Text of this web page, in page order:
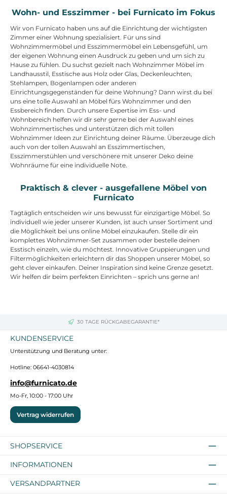
Wohn- und Esszimmer - bei Furnicato im Fokus
Wir von Furnicato haben uns auf die Einrichtung der wichtigsten
Zimmer einer Wohnung spezialisiert. Für uns sind
Wohnzimmermöbel und Esszimmermöbel ein Lebensgefühl, um
der eigenen Wohnung einen Ausdruck zu geben und um sich zu
Hause zu fühlen. Du suchst gezielt nach Wohnzimmer Möbel im
Landhausstil, Esstische aus Holz oder Glas, Deckenleuchten,
Stehlampen, Bogenlampen oder anderen
Einrichtungsgegenständen für deine Wohnung? Dann wirst du bei
uns eine tolle Auswahl an Möbel fürs Wohnzimmer und den
Essbereich finden. Durch unsere Expertise im Ess- und
Wohnbereich helfen wir dir sehr gerne bei der Auswahl eines
Wohnzimmertisches und unterstützen dich mit tollen
Wohnzimmer Ideen zur Einrichtung deiner Räume. Überzeuge dich
auch von der tollen Auswahl an Esszimmertischen,
Esszimmerstühlen und verschönere mit unserer Deko deine
Wohnräume für eine individuelle Note.
Praktisch & clever - ausgefallene Möbel von
Furnicato
Tagtäglich entscheiden wir uns bewusst für einzigartige Möbel. So
individuell wie jeder unserer Kunden, ist auch unser Sortiment und
die Möglichkeit bei uns online Möbel einzukaufen. Stelle dir ein
komplettes Wohnzimmer-Set zusammen oder bestelle deinen
Esstisch einzeln, wie du möchtest. Innovative Gruppierungen und
Filtermöglichkeiten erleichtern dir das Shoppen unserer Möbel, so
geht clever einkaufen. Deiner Inspiration sind keine Grenze gesetzt.
Wir helfen dir beim perfekten Einrichten – sprich uns gerne an!
30 TAGE RÜCKGABEGARANTIE*
KUNDENSERVICE
Unterstützung und Beratung unter:
Hotline: 06641-4030814
info@furnicato.de
Mo-Fr, 10:00 - 17:00 Uhr
Vertrag widerrufen
SHOPSERVICE
INFORMATIONEN
VERSANDPARTNER